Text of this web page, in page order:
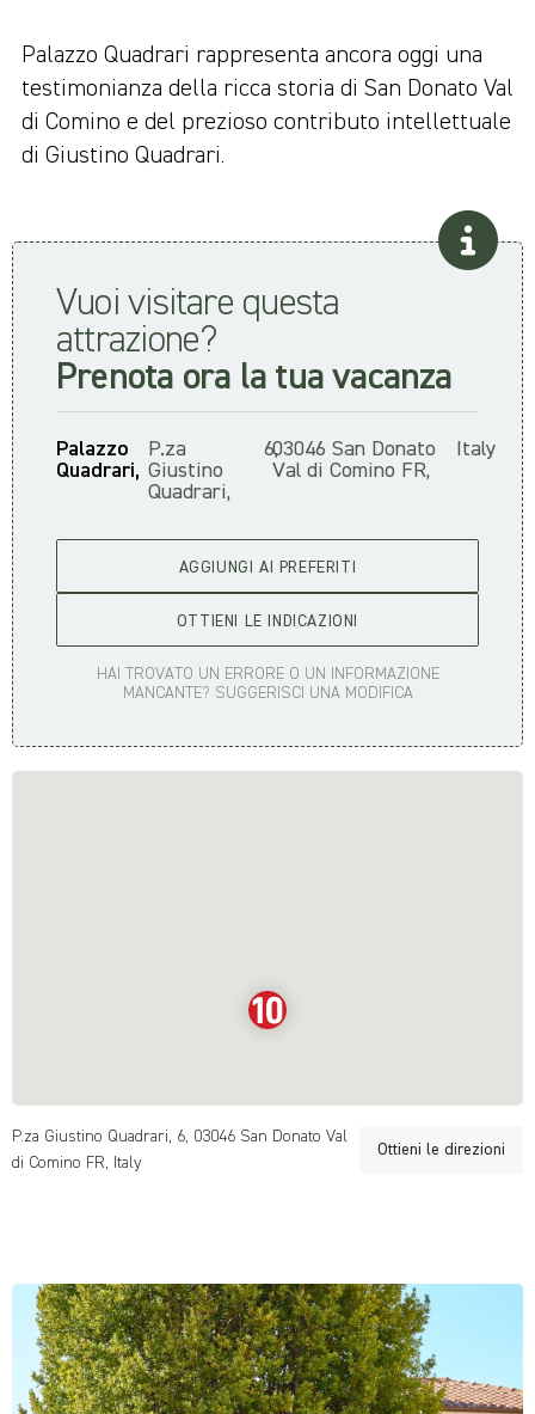
Palazzo Quadrari rappresenta ancora oggi una
testimonianza della ricca storia di San Donato Val
di Comino e del prezioso contributo intellettuale
di Giustino Quadrari.
Vuoi visitare questa
attrazione?
Prenota ora la tua vacanza
Palazzo
Quadrari,
P.za
Giustino
Quadrari,
6,03046 San Donato
Val di Comino FR,
Italy
AGGIUNGI AI PREFERITI
OTTIENI LE INDICAZIONI
HAI TROVATO UN ERRORE O UN INFORMAZIONE
MANCANTE? SUGGERISCI UNA MODIFICA
P.za Giustino Quadrari, 6, 03046 San Donato Val
di Comino FR, Italy
Ottieni le direzioni